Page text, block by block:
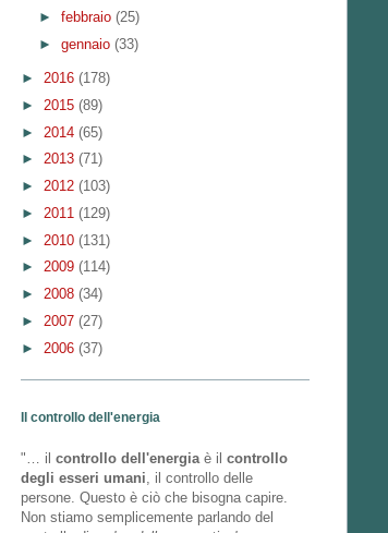
► febbraio (25)
► gennaio (33)
► 2016 (178)
► 2015 (89)
► 2014 (65)
► 2013 (71)
► 2012 (103)
► 2011 (129)
► 2010 (131)
► 2009 (114)
► 2008 (34)
► 2007 (27)
► 2006 (37)
Il controllo dell'energia
"… il controllo dell'energiaè il controllo
degli esseri umani, il controllo delle
persone. Questo è ciò che bisogna capire.
Non stiamo semplicemente parlando del